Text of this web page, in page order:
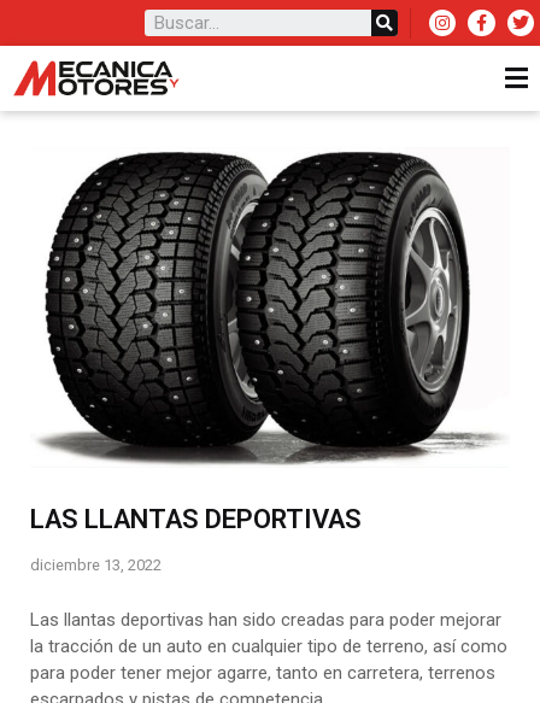
LAS LLANTAS DEPORTIVAS
diciembre 13, 2022
Las llantas deportivas han sido creadas para poder mejorar
la tracción de un auto en cualquier tipo de terreno, así como
para poder tener mejor agarre, tanto en carretera, terrenos